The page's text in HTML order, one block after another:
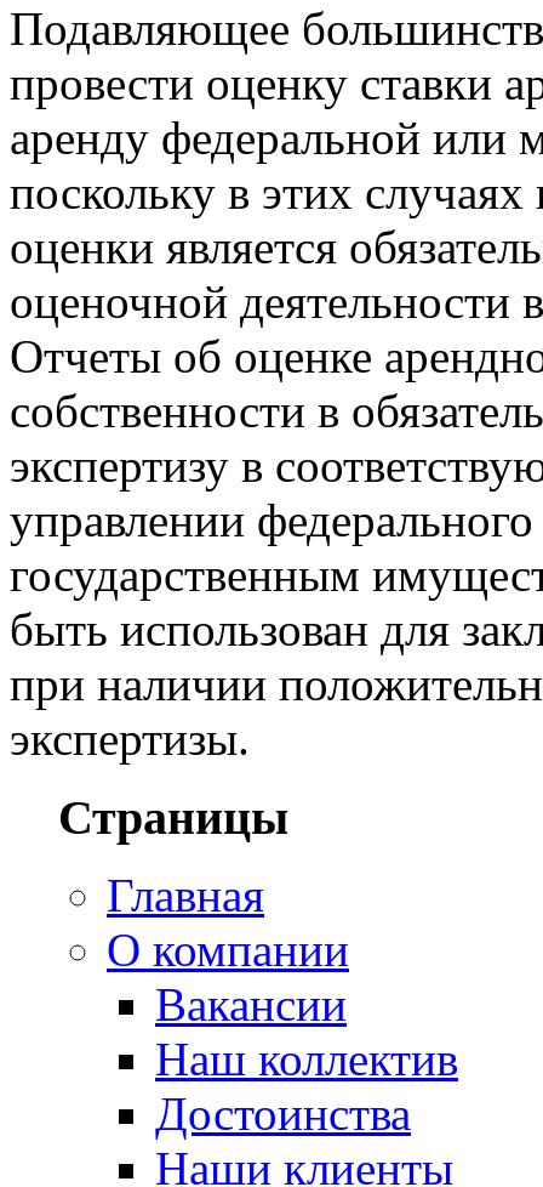
Подавляющее
провести оценку ставки
аренду федеральной или
поскольку в этих
оценки является
оценочной деятельности
Отчеты об оценке
собственности в
экспертизу в
управлении
государственным
быть использован для
при наличии
экспертизы.
Страницы
Главная
О компании
Вакансии
Наш коллектив
Достоинства
Наши клиенты